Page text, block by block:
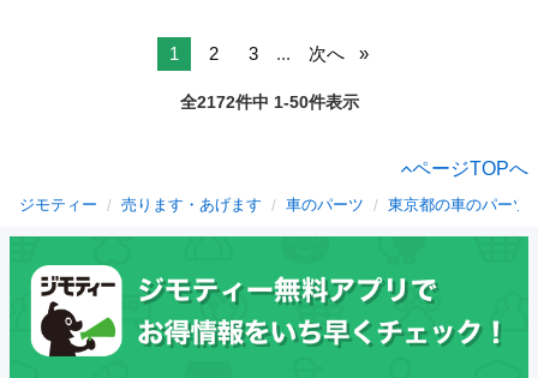
1 2 3 ... 次へ
全2172件中 1-50件表示
ページTOPへ
ジモティー 売ります・あげます 車のパーツ 東京都の車のパーツ